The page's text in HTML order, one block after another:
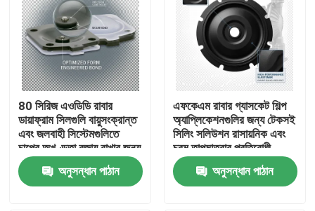
পণ্য
আমাদের সম্বন্ধে
কারখানা পরিদর্শন
গুণমান নিয়ন্ত্রণ
খবর
80 সিরিজ এওডিডি রাবার
ডায়াফ্রাম সিলগুলি বায়ুসংক্রান্ত
এবং জলবাহী সিস্টেমগুলিতে
চাপের অখণ্ডতা বজায় রাখার জন্য
আদর্শ পছন্দ
অনুসন্ধান পাঠান
এফকেএম রাবার গ্যাসকেট শিল্প
অ্যাপ্লিকেশনগুলির জন্য টেকসই
সিলিং সলিউশন রাসায়নিক এবং
চরম তাপমাত্রার প্রতিরোধী
অনুসন্ধান পাঠান